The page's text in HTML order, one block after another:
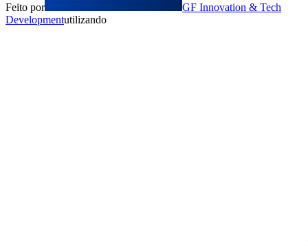
Feito por
GF Innovation & Tech
Developmentutilizando